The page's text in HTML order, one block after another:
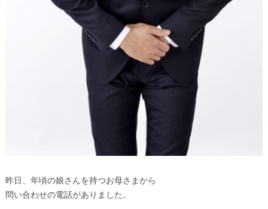
昨日、年頃の娘さんを持つお母さまから
問い合わせの電話がありました。